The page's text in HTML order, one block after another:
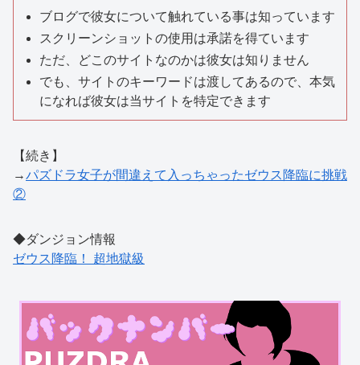
ブログで彼女について触れている事は知っています
スクリーンショットの使用は承諾を得ています
ただ、どこのサイトなのかは彼女は知りません
でも、サイトのキーワードは渡してあるので、本気
になれば彼女は当サイトを特定できます
【続き】
→パズドラ女子が間違えて入っちゃったゼウス降臨に挑戦
②
◆ダンジョン情報
ゼウス降臨！ 超地獄級